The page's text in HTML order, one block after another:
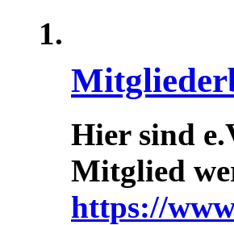
Hier sind
Mitglied
https://